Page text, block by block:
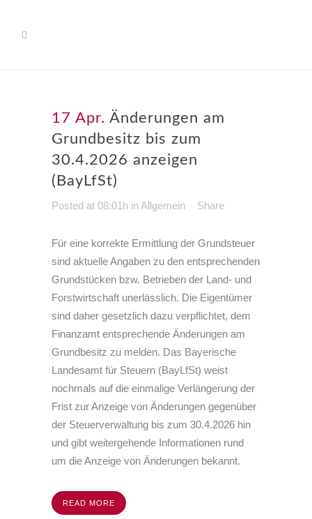
17 Apr. Änderungen am
Grundbesitz bis zum
30.4.2026 anzeigen
(BayLfSt)
Posted at 08:01h inAllgemein Share
Für eine korrekte Ermittlung der Grundsteuer
sind aktuelle Angaben zu den entsprechenden
Grundstücken bzw. Betrieben der Land- und
Forstwirtschaft unerlässlich. Die Eigentümer
sind daher gesetzlich dazu verpflichtet, dem
Finanzamt entsprechende Änderungen am
Grundbesitz zu melden. Das Bayerische
Landesamt für Steuern (BayLfSt) weist
nochmals auf die einmalige Verlängerung der
Frist zur Anzeige von Änderungen gegenüber
der Steuerverwaltung bis zum 30.4.2026 hin
und gibt weitergehende Informationen rund
um die Anzeige von Änderungen bekannt.
READ MORE